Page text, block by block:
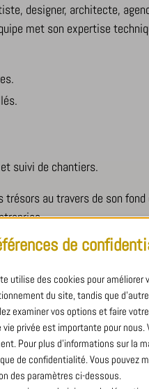
designer, architecte,
met son expertise
suivi de chantiers.
trésors au travers de son
ferronnerie et
vie aux réalisations de nos
l’absorption
des conditions propices à un
de
utilise des cookies pour
du site, tandis que
examiner vos options et faire
vie privée est importante pour
Pour plus d'informations sur la
de confidentialité. Vous pouvez
des paramètres ci-dessous.